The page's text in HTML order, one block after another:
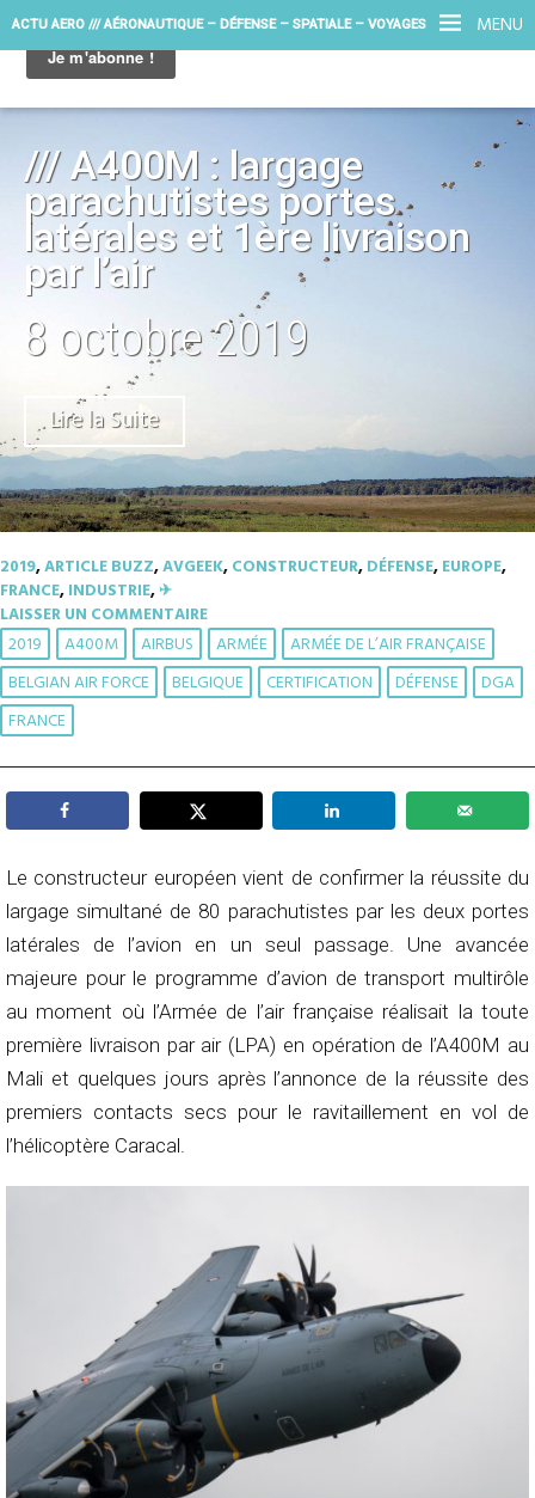
MENU
ACTU AERO /// AÉRONAUTIQUE – DÉFENSE – SPATIALE – VOYAGES
/// A400M : largage
parachutistes portes
latérales et 1ère livraison
par l’air
8 octobre 2019
Lire la Suite
2019,ARTICLE BUZZ,AVGEEK,CONSTRUCTEUR,DÉFENSE,EUROPE,
FRANCE,INDUSTRIE,✈︎
LAISSER UN COMMENTAIRE
2019 A400M AIRBUS ARMÉE
ARMÉE DE L’AIR FRANÇAISE
BELGIAN AIR FORCE
BELGIQUE CERTIFICATION DÉFENSE
DGA
FRANCE
Le constructeur européen vient de confirmer la réussite du
largage simultané de 80 parachutistes par les deux portes
latérales de l’avion en un seul passage. Une avancée
majeure pour le programme d’avion de transport multirôle
au moment où l’Armée de l’air française réalisait la toute
première livraison par air (LPA) en opération de l’A400M au
Mali et quelques jours après l’annonce de la réussite des
premiers contacts secs pour le ravitaillement en vol de
l’hélicoptère Caracal.